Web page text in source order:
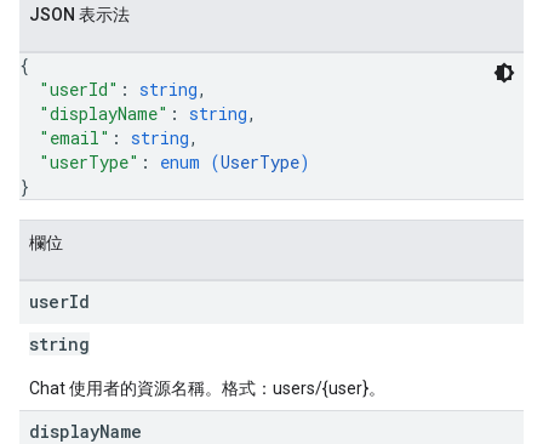
JSON 表示法
{
"userId" : string,
"displayName" : string,
"email" : string,
"userType" : enum (UserType)
}
欄位
userId
string
Chat 使用者的資源名稱。格式：users/{user}。
displayName